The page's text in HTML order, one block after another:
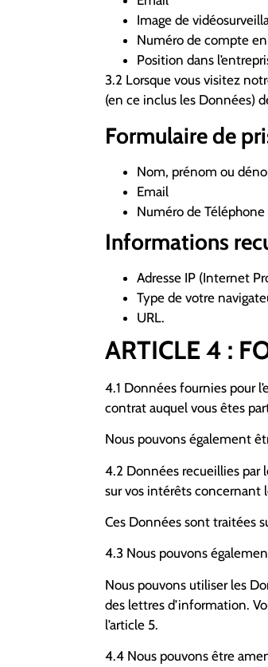
Image de
Numéro de compte
Position dans
3.2 Lorsque vous visitez
(en ce inclus les Données)
Formulaire de
Nom, prénom ou
Email
Numéro de Téléphone
Informations
Adresse IP (Internet
Type de votre
URL.
ARTICLE 4 :
4.1 Données fournies pour
contrat auquel vous êtes
Nous pouvons également
4.2 Données recueillies par
sur vos intérêts concernant
Ces Données sont traitées
4.3 Nous pouvons
Nous pouvons utiliser les
des lettres d’information.
l’article 5.
4.4 Nous pouvons être